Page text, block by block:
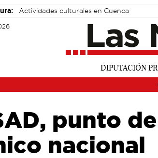
Actividades culturales en Cuenca
punto
nacional